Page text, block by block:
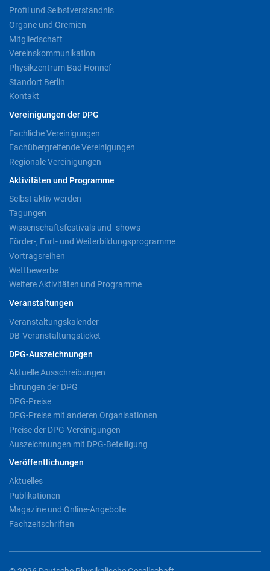
Profil und Selbstverständnis
Organe und Gremien
Mitgliedschaft
Vereinskommunikation
Physikzentrum Bad Honnef
Standort Berlin
Kontakt
Vereinigungen der DPG
Fachliche Vereinigungen
Fachübergreifende Vereinigungen
Regionale Vereinigungen
Aktivitäten und Programme
Selbst aktiv werden
Tagungen
Wissenschaftsfestivals und -shows
Förder-, Fort- und Weiterbildungsprogramme
Vortragsreihen
Wettbewerbe
Weitere Aktivitäten und Programme
Veranstaltungen
Veranstaltungskalender
DB-Veranstaltungsticket
DPG-Auszeichnungen
Aktuelle Ausschreibungen
Ehrungen der DPG
DPG-Preise
DPG-Preise mit anderen Organisationen
Preise der DPG-Vereinigungen
Auszeichnungen mit DPG-Beteiligung
Veröffentlichungen
Aktuelles
Publikationen
Magazine und Online-Angebote
Fachzeitschriften